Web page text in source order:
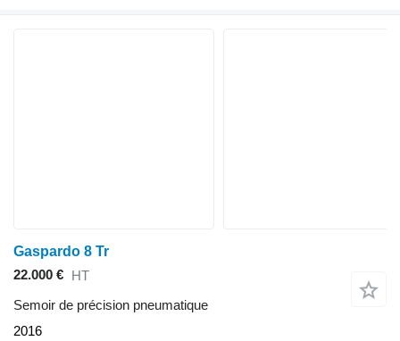
Gaspardo 8 Tr
22.000 €
HT
Semoir de précision pneumatique
2016